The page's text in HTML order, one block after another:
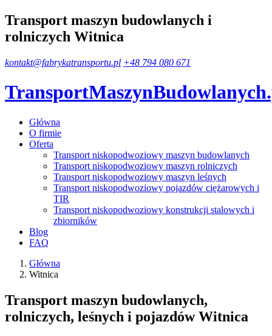
Transport maszyn budowlanych i
rolniczych Witnica
kontakt@fabrykatransportu.pl +48 794 080 671
TransportMaszynBudowlanych
Główna
O firmie
Oferta
Transport niskopodwoziowy maszyn budowlanych
Transport niskopodwoziowy maszyn rolniczych
Transport niskopodwoziowy maszyn leśnych
Transport niskopodwoziowy pojazdów ciężarowych i
TIR
Transport niskopodwoziowy konstrukcji stalowych i
zbiorników
Blog
FAQ
Główna
Witnica
Transport maszyn budowlanych,
rolniczych, leśnych i pojazdów Witnica